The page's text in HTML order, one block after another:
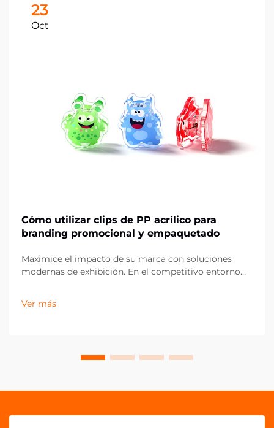
23
Oct
Cómo utilizar clips de PP acrílico para
branding promocional y empaquetado
Maximice el impacto de su marca con soluciones
modernas de exhibición. En el competitivo entorno
pequeños detalles pueden marcar la mayor diferencia
en la presentación de la marca. Los clips acrílicos PP
Ver más